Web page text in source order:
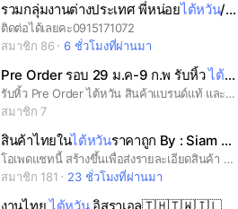
รวมกลุ่มงานต่างประเทศ พี่หน่อยไต้หวัน/อิสราเอล🇳🇮🇳🇮🇼🇸🇼🇸
ติดต่อได้เลยคะ0915171072
สมาชิก 86
6 ชั่วโมงที่ผ่านมา
Pre Order รอบ 29 ม.ค-9 ก.พ รับหิ้วไต้หวัน
รับหิ้ว Pre Order ไต้หวัน สินค้าแบรนด์แท้ และของฝากเชียงใหม 🛍️🇹🇼🇹🇭
สมาชิก 7
สินค้าไทยในไต้หวันราคาถูก By : Siam Thai 金泰 สยามไทย
โอเพดแชทนี้ สร้างขึ้นเพื่อส่งรายละเอียดสินค้า และจำหน่ายสินค้าไทยในไต้หวัน 📌 หากลูกค้าต้องการสั่งซื้อหรือสอบถามรายละเอียดเพิ่มเติมได้ที่ 👉 ID Line : @317uxfux https://lin.ee/rEqPuvN
สมาชิก 181
23 ชั่วโมงที่ผ่านมา